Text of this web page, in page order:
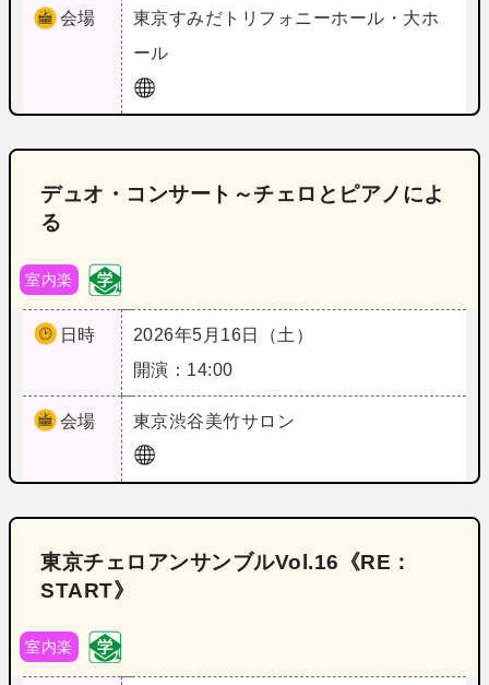
会場 東京すみだトリフォニーホール・大ホ
ール
デュオ・コンサート～チェロとピアノによ
る
室内楽
日時
2026年5月16日（土）
開演：14:00
会場 東京渋谷美竹サロン
東京チェロアンサンブルVol.16《RE：
START》
室内楽